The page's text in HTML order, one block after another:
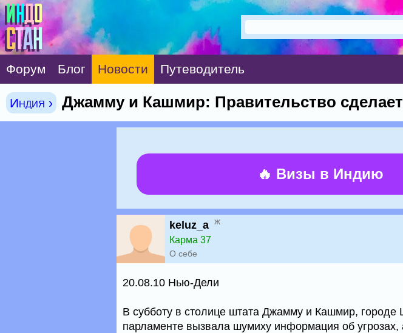
Форум Блог Новости Путеводитель
Индия › Джамму и Кашмир: Правительство
🔥 Визы в Индию
keluz_a ж
Карма 37
О себе
20.08.10 Нью-Дели
В субботу в столице штата Джамму и Кашмир, городе
парламенте вызвала шумиху информация об угрозах,